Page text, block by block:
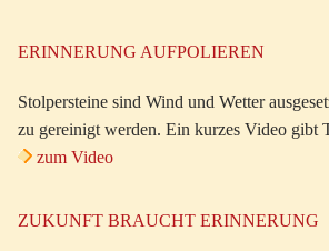
ERINNERUNG AUFPOLIEREN
Stolpersteine sind Wind und Wetter
zu gereinigt werden. Ein kurzes Video gibt
zum Video
ZUKUNFT BRAUCHT ERINNERUNG